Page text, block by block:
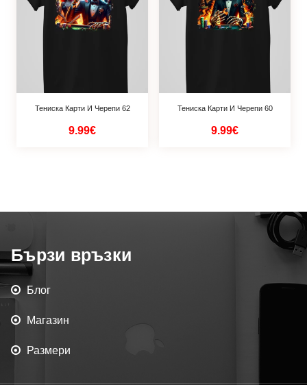
Тениска Карти И Черепи 62
9.99€
Тениска Карти И Черепи 60
9.99€
Бързи връзки
Блог
Магазин
Размери